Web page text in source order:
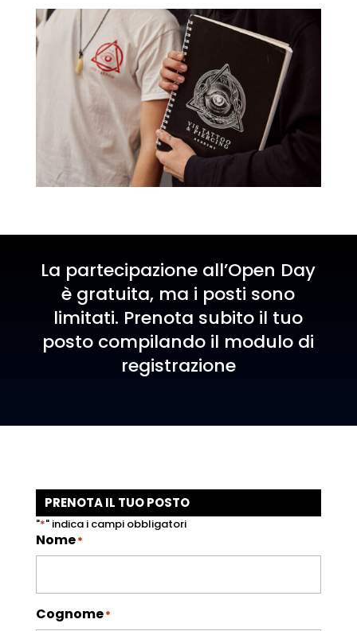
La partecipazione all’Open Day
è gratuita, ma i posti sono
limitati. Prenota subito il tuo
posto compilando il modulo di
registrazione
PRENOTA IL TUO POSTO
"*" indica i campi obbligatori
Nome*
Cognome*